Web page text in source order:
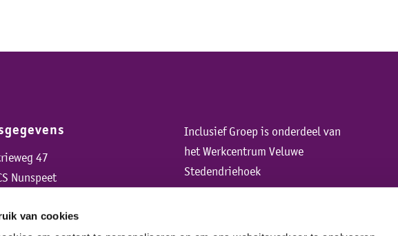
van cookies
47
Nunspeet
Inclusief Groep is onderdeel van
het Werkcentrum Veluwe
Stedendriehoek